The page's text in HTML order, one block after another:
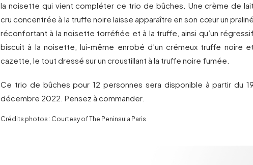
la noisette qui vient compléter ce trio de bûches. Une crème de lait
cru concentrée à la truffe noire laisse apparaître en son cœur un praliné
réconfortant à la noisette torréfiée et à la truffe, ainsi qu’un régressif
biscuit à la noisette, lui-même enrobé d’un crémeux truffe noire et
cazette, le tout dressé sur un croustillant à la truffe noire fumée.
Ce trio de bûches pour 12 personnes sera disponible à partir du 19
décembre 2022. Pensez à commander.
Crédits photos : Courtesy of The Peninsula Paris